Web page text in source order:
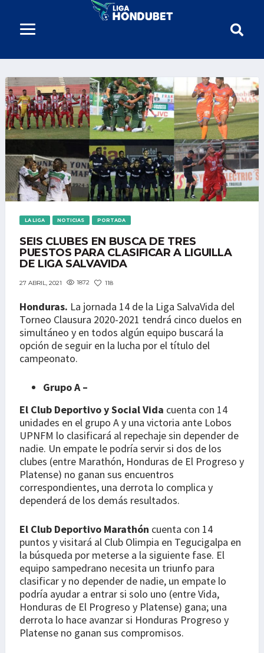
LA LIGA NOTICIAS PORTADA
SEIS CLUBES EN BUSCA DE TRES
PUESTOS PARA CLASIFICAR A LIGUILLA
DE LIGA SALVAVIDA
27 ABRIL, 2021 1872 118
Honduras. La jornada 14 de la Liga SalvaVida del
Torneo Clausura 2020-2021 tendrá cinco duelos en
simultáneo y en todos algún equipo buscará la
opción de seguir en la lucha por el título del
campeonato.
Grupo A –
El Club Deportivo y Social Vida cuenta con 14
unidades en el grupo A y una victoria ante Lobos
UPNFM lo clasificará al repechaje sin depender de
nadie. Un empate le podría servir si dos de los
clubes (entre Marathón, Honduras de El Progreso y
Platense) no ganan sus encuentros
correspondientes, una derrota lo complica y
dependerá de los demás resultados.
El Club Deportivo Marathón cuenta con 14
puntos y visitará al Club Olimpia en Tegucigalpa en
la búsqueda por meterse a la siguiente fase. El
equipo sampedrano necesita un triunfo para
clasificar y no depender de nadie, un empate lo
podría ayudar a entrar si solo uno (entre Vida,
Honduras de El Progreso y Platense) gana; una
derrota lo hace avanzar si Honduras Progreso y
Platense no ganan sus compromisos.